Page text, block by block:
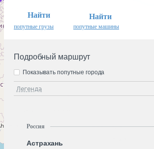
Найти
попутные грузы
Найти
попутные машины
Подробный маршрут
Легенда
Показывать попутные города
Россия
Астрахань